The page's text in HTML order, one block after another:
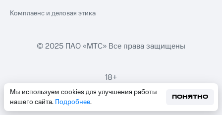
Мы используем cookies для улучшения работы
нашего сайта. Подробнее.
ПОНЯТНО
Комплаенс и деловая этика
© 2025 ПАО «МТС» Все права защищены
18+